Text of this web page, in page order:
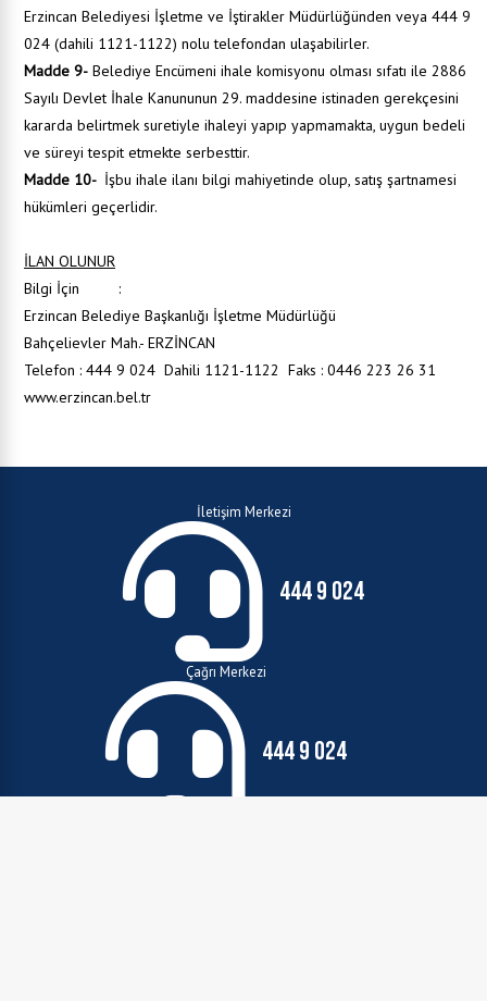
Erzincan Belediyesi İşletme ve İştirakler Müdürlüğünden veya 444 9
024 (dahili 1121-1122) nolu telefondan ulaşabilirler.
Madde 9- Belediye Encümeni ihale komisyonu olması sıfatı ile 2886
Sayılı Devlet İhale Kanununun 29. maddesine istinaden gerekçesini
kararda belirtmek suretiyle ihaleyi yapıp yapmamakta, uygun bedeli
ve süreyi tespit etmekte serbesttir.
Madde 10- İşbu ihale ilanı bilgi mahiyetinde olup, satış şartnamesi
hükümleri geçerlidir.
İLAN OLUNUR
Bilgi İçin :
Erzincan Belediye Başkanlığı İşletme Müdürlüğü
Bahçelievler Mah.- ERZİNCAN
Telefon : 444 9 024 Dahili 1121-1122 Faks : 0446 223 26 31
www.erzincan.bel.tr
İletişim Merkezi
444 9 024
Çağrı Merkezi
444 9 024